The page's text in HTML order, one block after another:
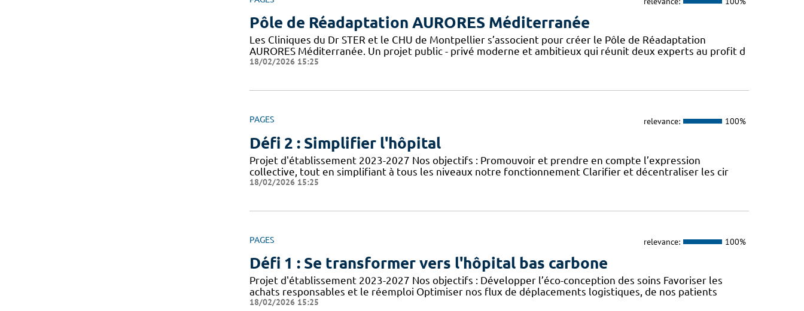
Pôle de Réadaptation AURORES Méditerranée
Les Cliniques du Dr STER et le CHU de Montpellier s’associent pour créer le Pôle de Réadaptation
AURORES Méditerranée. Un projet public - privé moderne et ambitieux qui réunit deux experts au profit d
18/02/2026 15:25
PAGES relevance: 100%
Défi 2 : Simplifier l'hôpital
Projet d'établissement 2023-2027 Nos objectifs : Promouvoir et prendre en compte l’expression
collective, tout en simplifiant à tous les niveaux notre fonctionnement Clarifier et décentraliser les cir
18/02/2026 15:25
PAGES relevance: 100%
Défi 1 : Se transformer vers l'hôpital bas carbone
Projet d'établissement 2023-2027 Nos objectifs : Développer l’éco-conception des soins Favoriser les
achats responsables et le réemploi Optimiser nos flux de déplacements logistiques, de nos patients
18/02/2026 15:25